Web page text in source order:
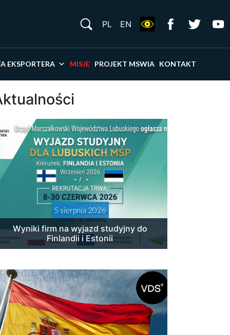
EKSPORTERA MISJE PROJEKT MSWIA KONTAKT
PL EN
5 sierpnia 2026
Wyniki firm na wyjazd studyjny do
Finlandii i Estonii